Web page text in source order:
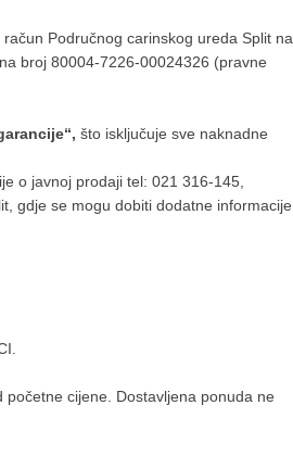
Područnog carinskog ureda Split na
broj 80004-7226-00024326 (pravne
što isključuje sve naknadne
o javnoj prodaji tel: 021 316-145,
gdje se mogu dobiti dodatne informacije
cijene. Dostavljena ponuda ne